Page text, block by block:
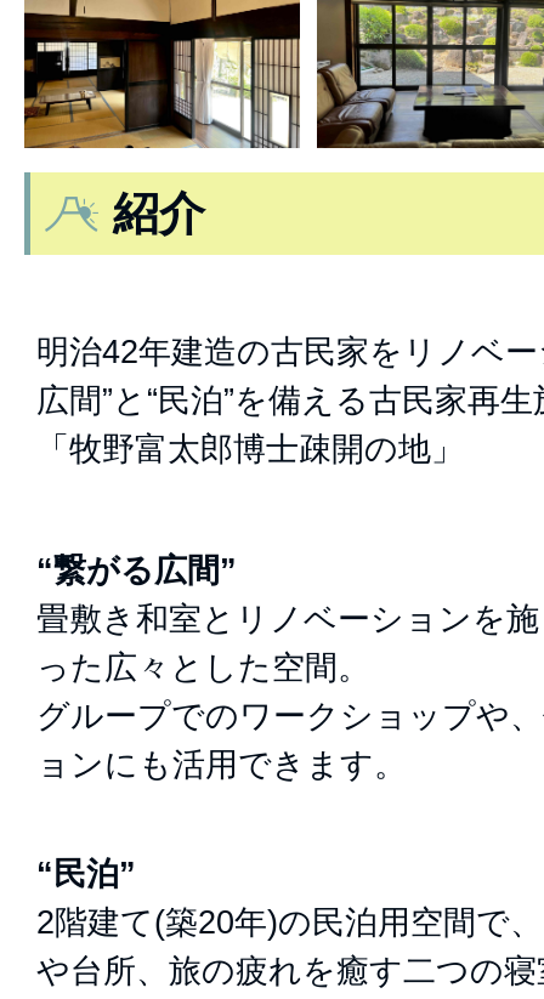
紹介
明治42年建造の古民家をリノベ
広間”と“民泊”を備える古民家再
「牧野富太郎博士疎開の地」
“繋がる広間”
畳敷き和室とリノベーションを
った広々とした空間。
グループでのワークショップや
ョンにも活用できます。
“民泊”
2階建て(築20年)の民泊用空間で
や台所、旅の疲れを癒す二つの